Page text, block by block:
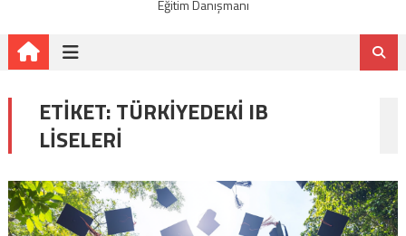
Eğitim Danışmanı
ETIKET:TÜRKIYEDEKI IB
LISELERI